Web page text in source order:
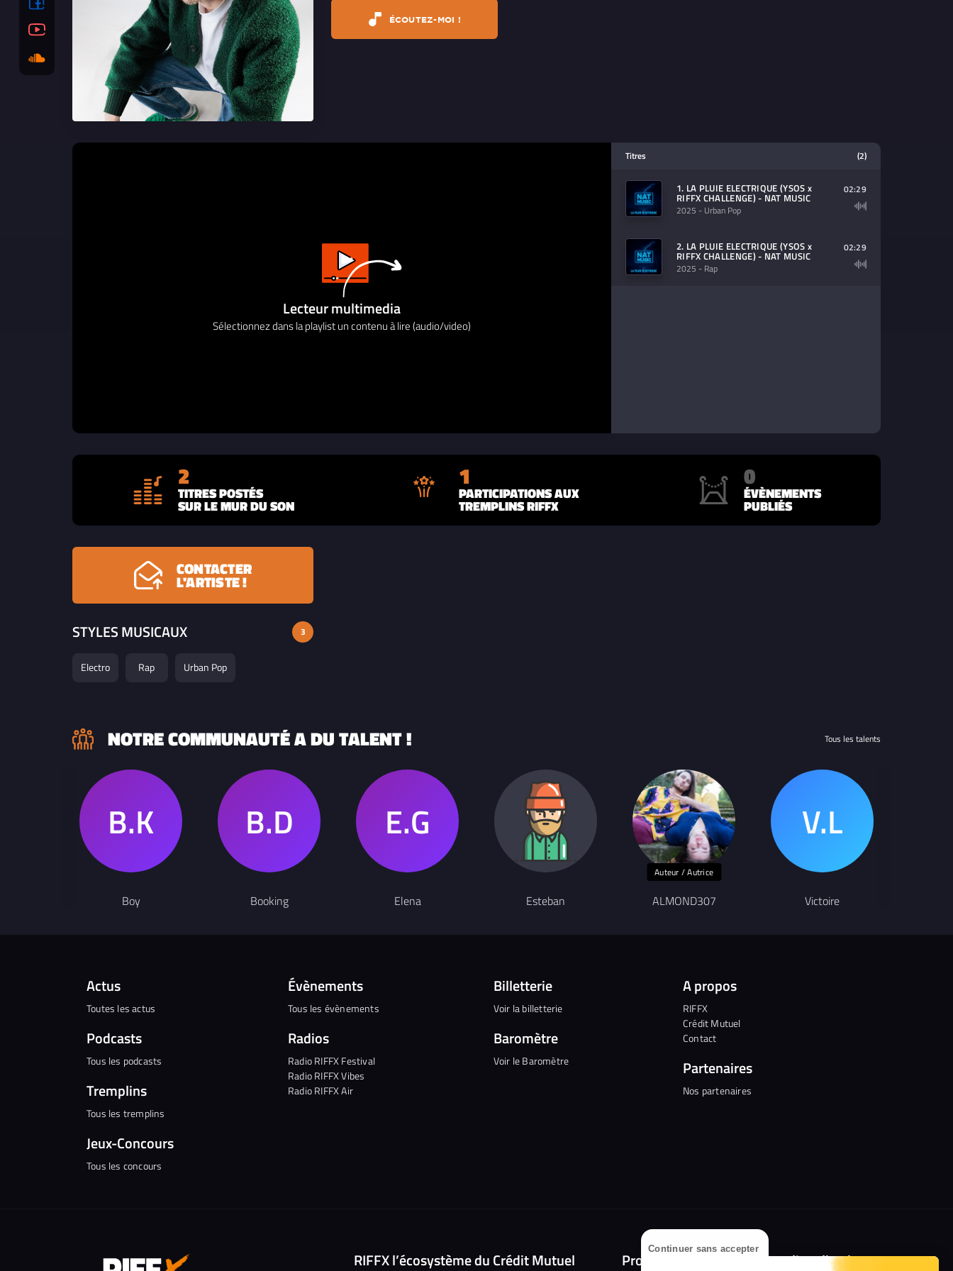
Continuer sans accepter
ÉCOUTEZ-MOI !
Lecteur multimedia
Sélectionnez dans la playlist un contenu à lire (audio/video)
Titres (2)
1. LA PLUIE ELECTRIQUE (YSOS x
RIFFX CHALLENGE) - NAT MUSIC
2025 - Urban Pop
02:29
2. LA PLUIE ELECTRIQUE (YSOS x
RIFFX CHALLENGE) - NAT MUSIC
2025 - Rap
02:29
2
TITRES POSTÉS
SUR LE MUR DU SON
1
PARTICIPATIONS AUX
TREMPLINS RIFFX
0
ÉVÈNEMENTS
PUBLIÉS
CONTACTER
L'ARTISTE !
STYLES MUSICAUX 3
Electro Rap Urban Pop
NOTRE COMMUNAUTÉ A DU TALENT ! Tous les talents
Boy Booking Elena Esteban
Auteur / Autrice
ALMOND307 Victoire
Actus
Toutes les actus
Podcasts
Tous les podcasts
Tremplins
Tous les tremplins
Jeux-Concours
Tous les concours
Évènements
Tous les évènements
Radios
Radio RIFFX Festival
Radio RIFFX Vibes
Radio RIFFX Air
Billetterie
Voir la billetterie
Baromètre
Voir le Baromètre
A propos
RIFFX
Crédit Mutuel
Contact
Partenaires
Nos partenaires
RIFFX l’écosystème du Crédit Mutuel Prolongez l'expérience avec l'application